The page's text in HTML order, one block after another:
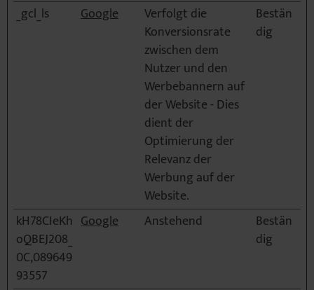
_gcl_ls Google
Verfolgt die
Konversionsrate
zwischen dem
Nutzer und den
Werbebannern auf
der Website - Dies
dient der
Optimierung der
Relevanz der
Werbung auf der
Website.
Bestän
dig
kH78CIeKh
oQBEJ208_
0C,089649
93557
Google Anstehend
Bestän
dig